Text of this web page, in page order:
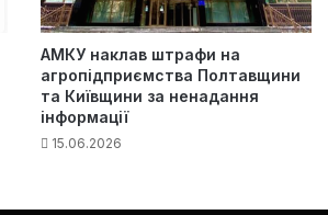
АМКУ наклав штрафи на
агропідприємства Полтавщини
та Київщини за ненадання
інформації
15.06.2026